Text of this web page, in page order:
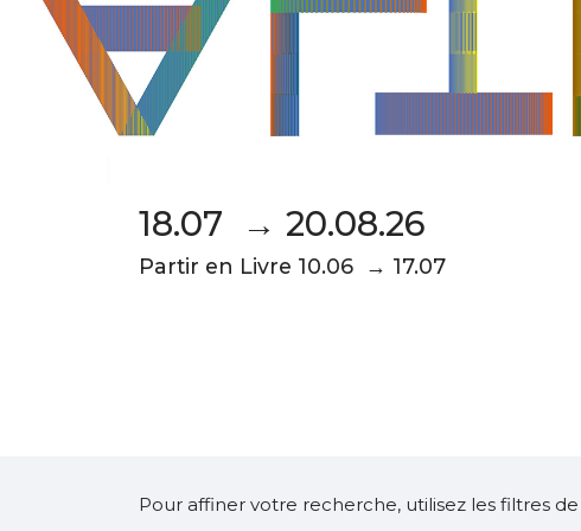
18.07 → 20.08.26
Partir en Livre 10.06 → 17.07
Pour affiner votre recherche, utilisez les filtres